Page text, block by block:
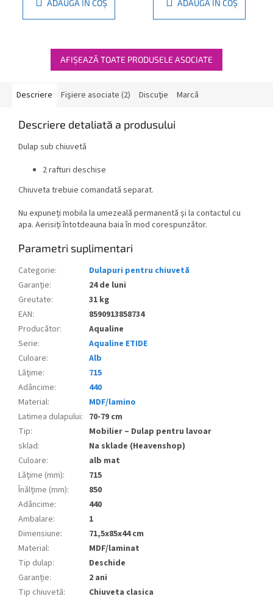
ADAUGĂ ÎN COŞ ADAUGĂ ÎN COŞ
AFIŞEAZĂ TOATE PRODUSELE ASOCIATE
Descriere Fişiere asociate (2) Discuţie Marcă
Descriere detaliată a produsului
Dulap sub chiuvetă
2 rafturi deschise
Chiuveta trebuie comandată separat.
Nu expuneți mobila la umezeală permanentă și la contactul cu
apa. Aerisiți întotdeauna baia în mod corespunzător.
Parametri suplimentari
Categorie:
Dulapuri pentru chiuvetă
Garanţie:
24 de luni
Greutate:
31 kg
EAN:
8590913858734
Producător:
Aqualine
Serie:
Aqualine ETIDE
Culoare:
Alb
Lăţime:
715
Adâncime:
440
Material:
MDF/lamino
Latimea dulapului: 70-79 cm
Tip:
Mobilier – Dulap pentru lavoar
sklad:
Na sklade (Heavenshop)
Culoare:
alb mat
Lăţime (mm):
715
Înălțime (mm):
850
Adâncime:
440
Ambalare:
1
Dimensiune:
71,5x85x44 cm
Material:
MDF/laminat
Tip dulap:
Deschide
Garanție:
2 ani
Tip chiuvetă:
Chiuveta clasica